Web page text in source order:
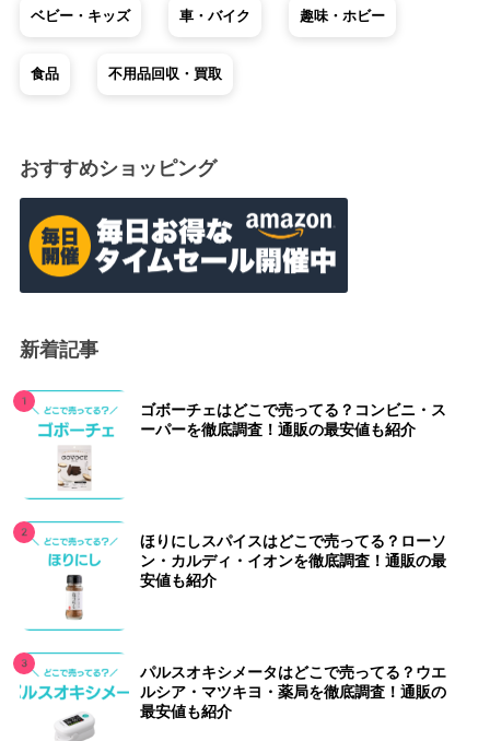
ベビー・キッズ 車・バイク 趣味・ホビー
食品 不用品回収・買取
おすすめショッピング
新着記事
ゴボーチェはどこで売ってる？コンビニ・ス
ーパーを徹底調査！通販の最安値も紹介
ほりにしスパイスはどこで売ってる？ローソ
ン・カルディ・イオンを徹底調査！通販の最
安値も紹介
パルスオキシメータはどこで売ってる？ウエ
ルシア・マツキヨ・薬局を徹底調査！通販の
最安値も紹介